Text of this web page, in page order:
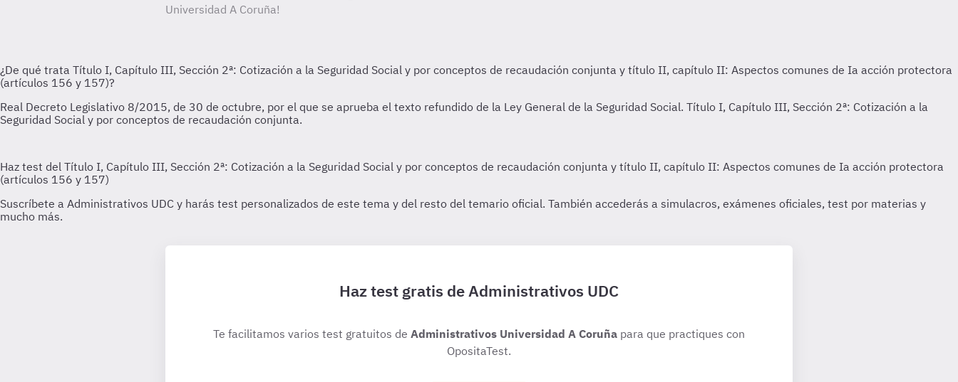
Universidad A Coruña!
Haz test gratis de Administrativos UDC
Te facilitamos varios test gratuitos de Administrativos Universidad A Coruña para que practiques con
OpositaTest.